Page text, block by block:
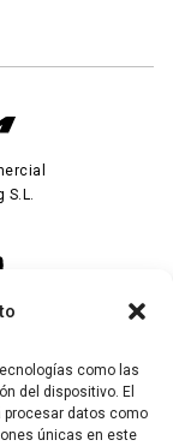
como las
del dispositivo. El
datos como
únicas en este
S.L.